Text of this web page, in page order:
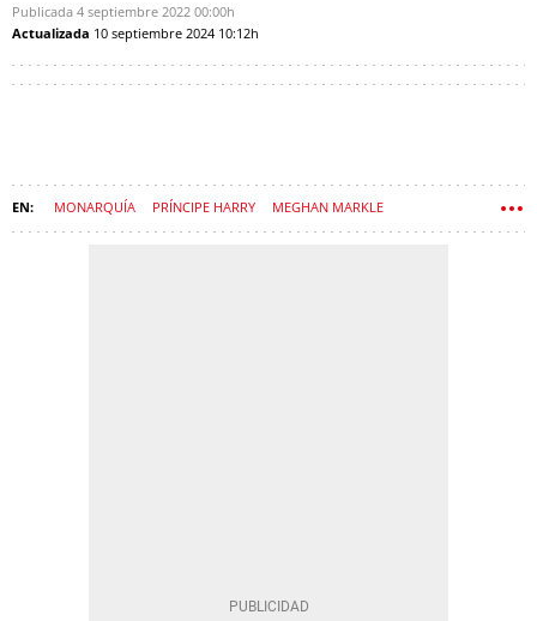
Publicada 4 septiembre 2022 00:00h
Actualizada 10 septiembre 2024 10:12h
MONARQUÍA PRÍNCIPE HARRY MEGHAN MARKLE